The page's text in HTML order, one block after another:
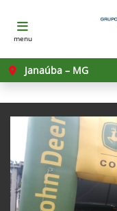
menu
Janaúba – MG